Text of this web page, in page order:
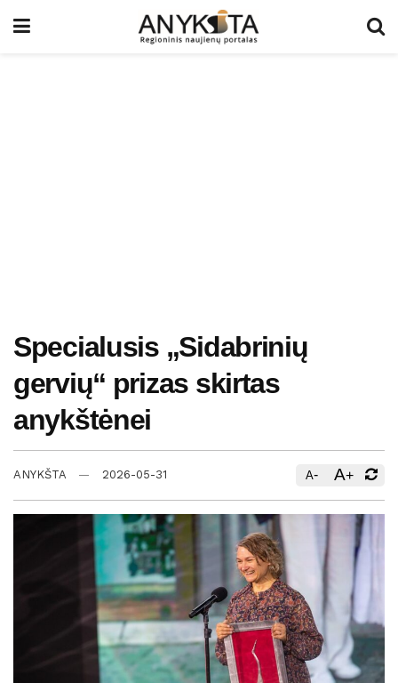
Specialusis „Sidabrinių
gervių“ prizas skirtas
anykštėnei
ANYKŠTA 2026-05-31 A- A+